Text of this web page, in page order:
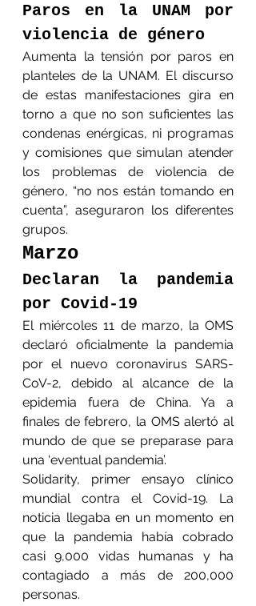
Paros en la UNAM por
violencia de género
Aumenta la tensión por paros en
planteles de la UNAM. El discurso
de estas manifestaciones gira en
torno a que no son suficientes las
condenas enérgicas, ni programas
y comisiones que simulan atender
los problemas de violencia de
género, “no nos están tomando en
cuenta”, aseguraron los diferentes
grupos.
Marzo
Declaran la pandemia
por Covid-19
El miércoles 11 de marzo, la OMS
declaró oficialmente la pandemia
por el nuevo coronavirus SARS-
CoV-2, debido al alcance de la
epidemia fuera de China. Ya a
finales de febrero, la OMS alertó al
mundo de que se preparase para
una ‘eventual pandemia’.
Solidarity, primer ensayo clínico
mundial contra el Covid-19. La
noticia llegaba en un momento en
que la pandemia había cobrado
casi 9,000 vidas humanas y ha
contagiado a más de 200,000
personas.